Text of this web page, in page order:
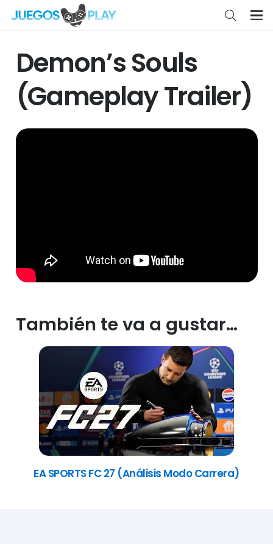
Demon’s Souls
(Gameplay Trailer)
También te va a gustar…
EA SPORTS FC 27 (Análisis Modo Carrera)